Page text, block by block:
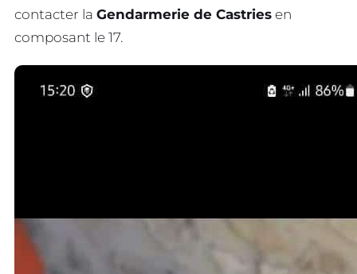
contacter la Gendarmerie de Castries en
composant le 17.